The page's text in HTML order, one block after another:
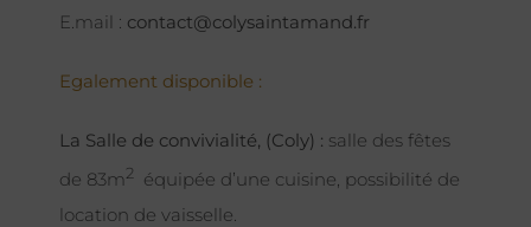
E.mail : contact@colysaintamand.fr
Egalement disponible :
La Salle de convivialité, (Coly) : salle des fêtes
de 83m2
équipée d’une cuisine, possibilité de
location de vaisselle.